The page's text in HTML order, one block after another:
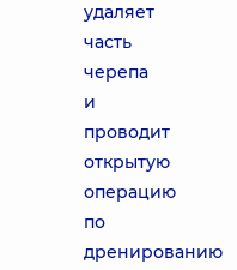
удаляет
часть
черепа
и
проводит
открытую
операцию
по
дренированию